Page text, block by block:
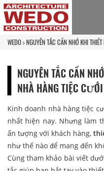
WEDO NGUYÊN TẮC CẦN NHỚ KHI
NGUYÊN TẮC CẦN
NHÀ HÀNG TIỆC CƯỚI
Kinh doanh nhà hàng tiệc
nhất hiện nay. Nhưng làm
ấn tượng với khách hàng,
như thế nào để mang đến
Cùng tham khảo bài viết